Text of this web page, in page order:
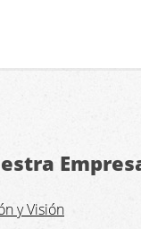
y Visión